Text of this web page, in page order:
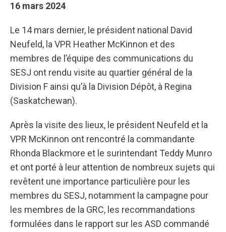
16 mars 2024
Le 14 mars dernier, le président national David
Neufeld, la VPR Heather McKinnon et des
membres de l’équipe des communications du
SESJ ont rendu visite au quartier général de la
Division F ainsi qu’à la Division Dépôt, à Regina
(Saskatchewan).
Après la visite des lieux, le président Neufeld et la
VPR McKinnon ont rencontré la commandante
Rhonda Blackmore et le surintendant Teddy Munro
et ont porté à leur attention de nombreux sujets qui
revêtent une importance particulière pour les
membres du SESJ, notamment la campagne pour
les membres de la GRC, les recommandations
formulées dans le rapport sur les ASD commandé